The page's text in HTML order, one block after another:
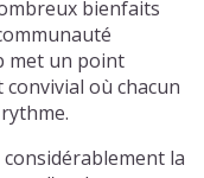
bienfaits
met un point
où chacun
la